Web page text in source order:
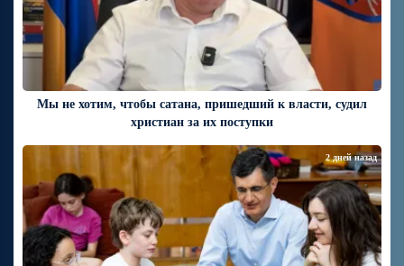
Мы не хотим, чтобы сатана, пришедший к власти, судил
христиан за их поступки
2 дней назад